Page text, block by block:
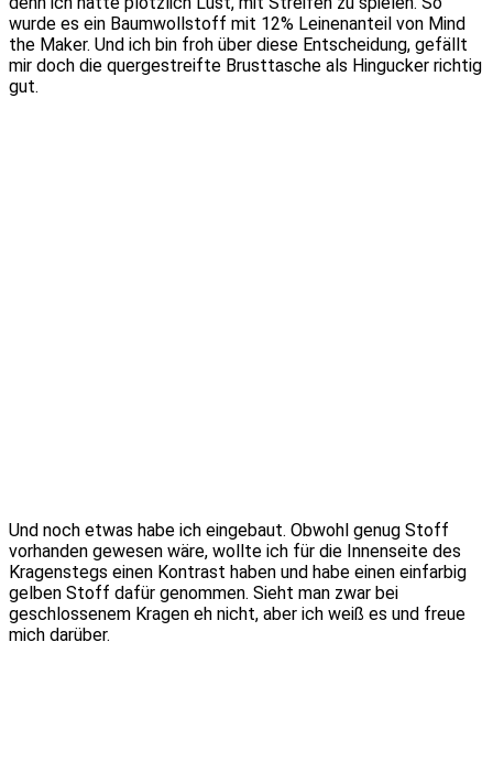
wurde es ein Baumwollstoff mit 12% Leinenanteil von Mind
the Maker. Und ich bin froh über diese Entscheidung, gefällt
mir doch die quergestreifte Brusttasche als Hingucker richtig
gut.
Und noch etwas habe ich eingebaut. Obwohl genug Stoff
vorhanden gewesen wäre, wollte ich für die Innenseite des
Kragenstegs einen Kontrast haben und habe einen einfarbig
gelben Stoff dafür genommen. Sieht man zwar bei
geschlossenem Kragen eh nicht, aber ich weiß es und freue
mich darüber.